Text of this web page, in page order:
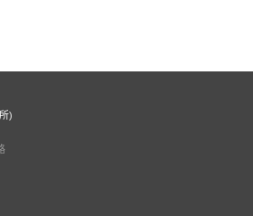
)